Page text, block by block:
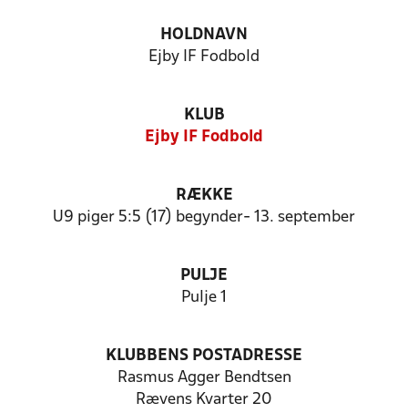
HOLDNAVN
Ejby IF Fodbold
KLUB
Ejby IF Fodbold
RÆKKE
U9 piger 5:5 (17) begynder- 13. september
PULJE
Pulje 1
KLUBBENS POSTADRESSE
Rasmus Agger Bendtsen
Rævens Kvarter 20